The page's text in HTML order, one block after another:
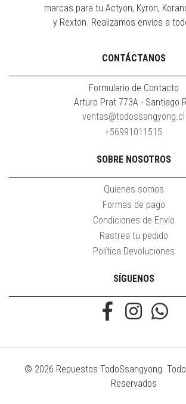
marcas para tu Actyon, Kyron,
y Rexton. Realizamos envíos a
CONTÁCTANOS
Formulario de Contacto
Arturo Prat 773A - Santiago
ventas@todossangyong.cl
+56991011515
SOBRE NOSOTROS
Quienes somos
Formas de pago
Condiciones de Envío
Rastrea tu pedido
Política Devoluciones
SÍGUENOS
© 2026 Repuestos TodoSsangyong.
Reservados